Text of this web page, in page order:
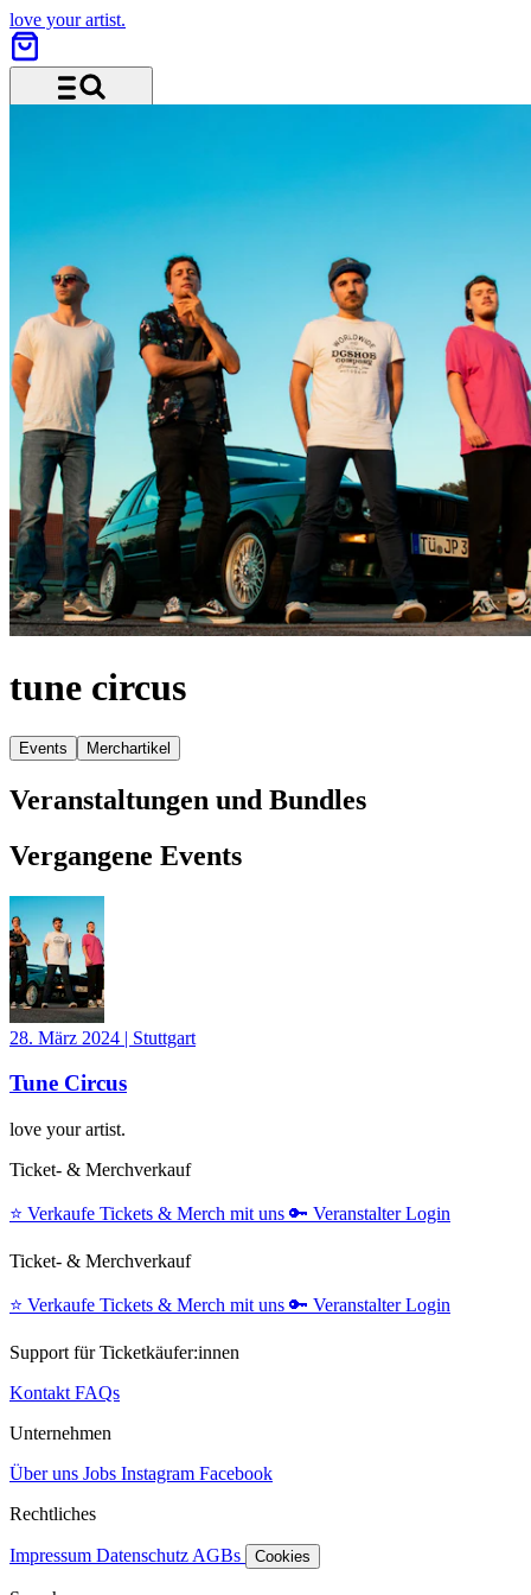
love your artist.
tune circus
Events Merchartikel
Veranstaltungen und Bundles
Vergangene Events
28. März 2024 | Stuttgart
Tune Circus
love your artist.
Ticket- & Merchverkauf
⭐️ Verkaufe Tickets & Merch mit uns 🔑 Veranstalter Login
Ticket- & Merchverkauf
⭐️ Verkaufe Tickets & Merch mit uns 🔑 Veranstalter Login
Support für Ticketkäufer:innen
Kontakt FAQs
Unternehmen
Über uns Jobs Instagram Facebook
Rechtliches
Impressum Datenschutz AGBs Cookies